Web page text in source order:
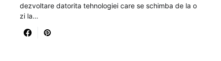
dezvoltare datorita tehnologiei care se schimba de la o
zi la…